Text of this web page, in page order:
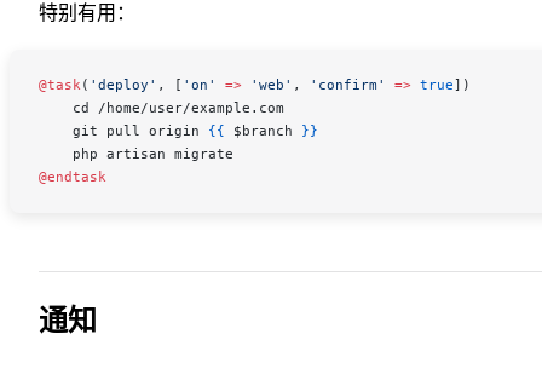
特别有用：
@task ( 'deploy' , [ 'on' => 'web' , 'confirm' => true])
    cd /home/user/example.com
    git pull origin
{{ $branch }}
    php artisan migrate
@endtask
通知